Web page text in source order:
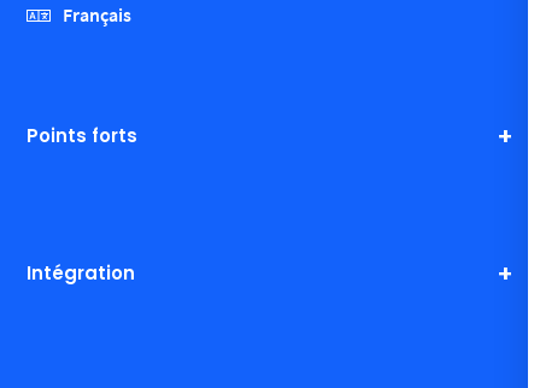
Français
Points forts
Intégration